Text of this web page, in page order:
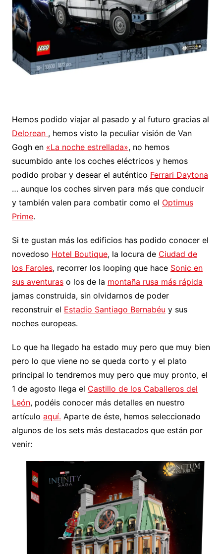
Hemos podido viajar al pasado y al futuro gracias al
Delorean , hemos visto la peculiar visión de Van
Gogh en «La noche estrellada», no hemos
sucumbido ante los coches eléctricos y hemos
podido probar y desear el auténtico Ferrari Daytona
… aunque los coches sirven para más que conducir
y también valen para combatir como el Optimus
Prime.
Si te gustan más los edificios has podido conocer el
novedoso Hotel Boutique, la locura de Ciudad de
los Faroles, recorrer los looping que hace Sonic en
sus aventuraso los de la montaña rusa más rápida
jamas construida, sin olvidarnos de poder
reconstruir el Estadio Santiago Bernabéu y sus
noches europeas.
Lo que ha llegado ha estado muy pero que muy bien
pero lo que viene no se queda corto y el plato
principal lo tendremos muy pero que muy pronto, el
1 de agosto llega el Castillo de los Caballeros del
León, podéis conocer más detalles en nuestro
artículo aquí. Aparte de éste, hemos seleccionado
algunos de los sets más destacados que están por
venir: